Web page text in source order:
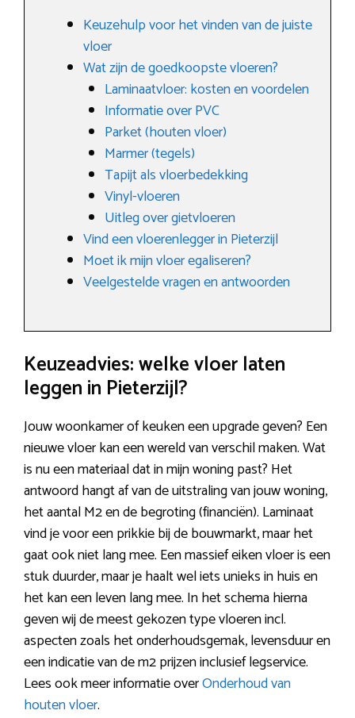
Keuzehulp voor het vinden van de juiste
vloer
Wat zijn de goedkoopste vloeren?
Laminaatvloer: kosten en voordelen
Informatie over PVC
Parket (houten vloer)
Marmer (tegels)
Tapijt als vloerbedekking
Vinyl-vloeren
Uitleg over gietvloeren
Vind een vloerenlegger in Pieterzijl
Moet ik mijn vloer egaliseren?
Veelgestelde vragen en antwoorden
Keuzeadvies: welke vloer laten
leggen in Pieterzijl?
Jouw woonkamer of keuken een upgrade geven? Een
nieuwe vloer kan een wereld van verschil maken. Wat
is nu een materiaal dat in mijn woning past? Het
antwoord hangt af van de uitstraling van jouw woning,
het aantal M2 en de begroting (financiën). Laminaat
vind je voor een prikkie bij de bouwmarkt, maar het
gaat ook niet lang mee. Een massief eiken vloer is een
stuk duurder, maar je haalt wel iets unieks in huis en
het kan een leven lang mee. In het schema hierna
geven wij de meest gekozen type vloeren incl.
aspecten zoals het onderhoudsgemak, levensduur en
een indicatie van de m2 prijzen inclusief legservice.
Lees ook meer informatie overOnderhoud van
houten vloer.